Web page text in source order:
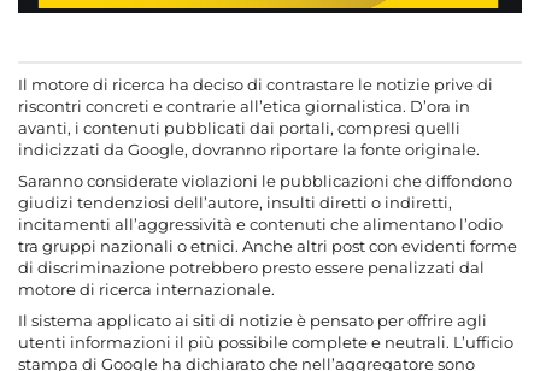
Il motore di ricerca ha deciso di contrastare le notizie prive di
riscontri concreti e contrarie all’etica giornalistica. D’ora in
avanti, i contenuti pubblicati dai portali, compresi quelli
indicizzati da Google, dovranno riportare la fonte originale.
Saranno considerate violazioni le pubblicazioni che diffondono
giudizi tendenziosi dell’autore, insulti diretti o indiretti,
incitamenti all’aggressività e contenuti che alimentano l’odio
tra gruppi nazionali o etnici. Anche altri post con evidenti forme
di discriminazione potrebbero presto essere penalizzati dal
motore di ricerca internazionale.
Il sistema applicato ai siti di notizie è pensato per offrire agli
utenti informazioni il più possibile complete e neutrali. L’ufficio
stampa di Google ha dichiarato che nell’aggregatore sono